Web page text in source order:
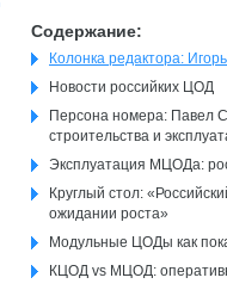
Содержание:
Колонка редактора:
Новости российких ЦОД
Персона номера: Павел
строительства и
Эксплуатация МЦОДа:
Круглый стол:
ожидании роста»
Модульные ЦОДы как
КЦОД vs МЦОД: